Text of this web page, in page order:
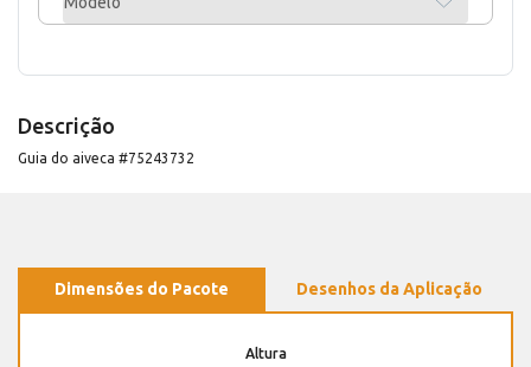
Descrição
Guia do aiveca #75243732
Dimensões do Pacote Desenhos da Aplicação
Altura